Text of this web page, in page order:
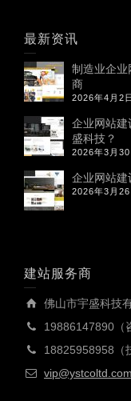
最新资讯
制造业企业
商
2026年4月2日
企业网站建
盛科技？
2026年3月30
企业网站建
2026年3月26
建站服务商
佛山市宇盛科技
19886147890（
18825958958（
vip@ystcoltd.com